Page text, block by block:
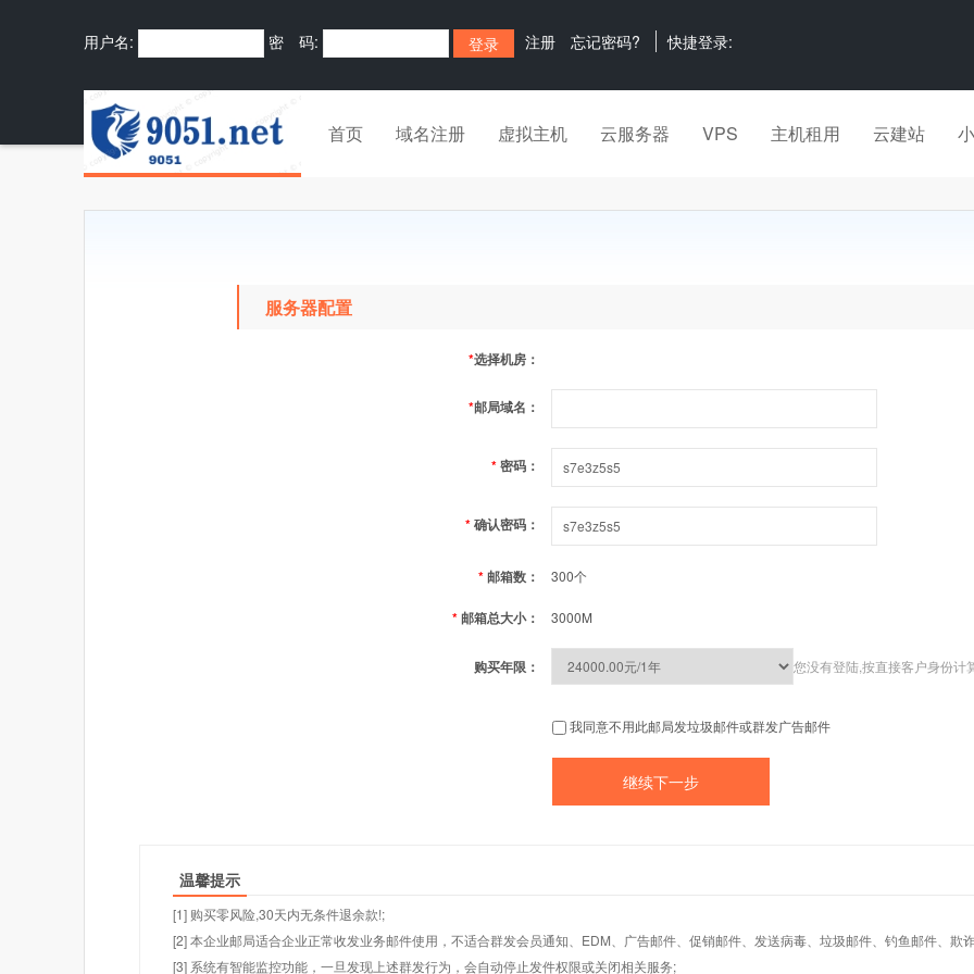
用户名: 密 码: 注册 忘记密码? 快捷登录:
首页 域名注册 虚拟主机 云服务器 VPS 主机租用 云建站
服务器配置
*选择机房：
*邮局域名：
*密码：
*确认密码：
*邮箱数： 300个
*邮箱总大小： 3000M
购买年限： 您没有登陆,按直接客户身份计
我同意不用此邮局发垃圾邮件或群发广告邮件
温馨提示
[1] 购买零风险,30天内无条件退余款!;
[2] 本企业邮局适合企业正常收发业务邮件使用，不适合群发会员通知、EDM、广告邮件、促销邮件、发送病毒、垃圾邮件、钓鱼邮件、欺
[3] 系统有智能监控功能，一旦发现上述群发行为，会自动停止发件权限或关闭相关服务;